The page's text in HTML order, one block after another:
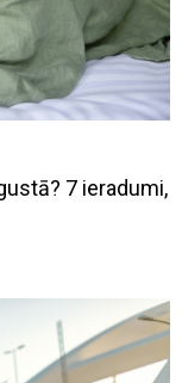
7 ieradumi,